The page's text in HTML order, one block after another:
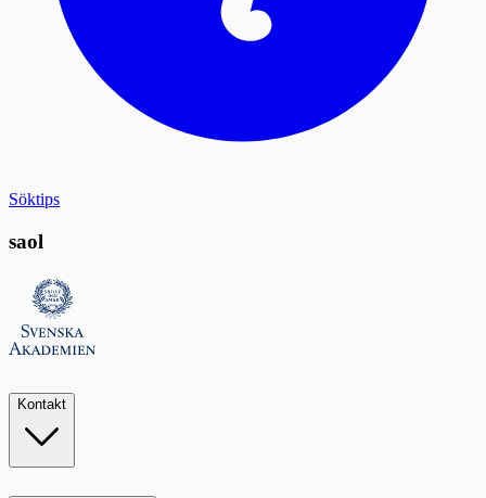
Söktips
saol
Kontakt